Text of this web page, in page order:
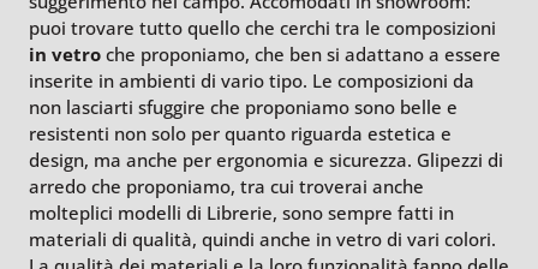
puoi trovare tutto quello che cerchi tra le composizioni
in vetro che proponiamo, che ben si adattano a essere
inserite in ambienti di vario tipo. Le composizioni da
non lasciarti sfuggire che proponiamo sono belle e
resistenti non solo per quanto riguarda estetica e
design, ma anche per ergonomia e sicurezza. Glipezzi di
arredo che proponiamo, tra cui troverai anche
molteplici modelli di Librerie, sono sempre fatti in
materiali di qualità, quindi anche in vetro di vari colori.